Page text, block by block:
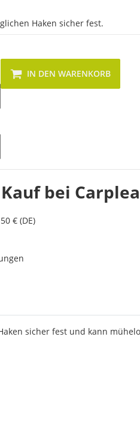
Haken sicher fest.
IN DEN WARENKORB
bei
€ (DE)
sicher fest und kann